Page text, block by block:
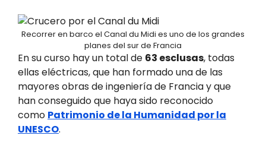
Recorrer en barco el Canal du Midi es uno de los grandes
planes del sur de Francia
En su curso hay un total de 63 esclusas, todas
ellas eléctricas, que han formado una de las
mayores obras de ingeniería de Francia y que
han conseguido que haya sido reconocido
como Patrimonio de la Humanidad por la
UNESCO.